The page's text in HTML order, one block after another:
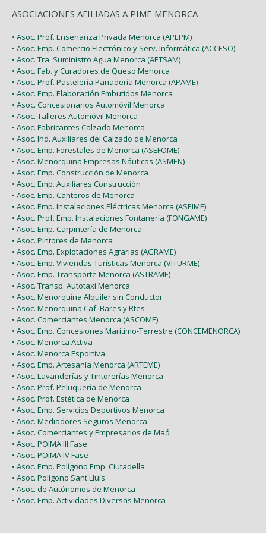
ASOCIACIONES AFILIADAS A PIME MENORCA
• Asoc. Prof. Enseñanza Privada Menorca (APEPM)
• Asoc. Emp. Comercio Electrónico y Serv. Informática (ACCESO)
• Asoc. Tra. Suministro Agua Menorca (AETSAM)
• Asoc. Fab. y Curadores de Queso Menorca
• Asoc. Prof. Pastelería Panadería Menorca (APAME)
• Asoc. Emp. Elaboración Embutidos Menorca
• Asoc. Concesionarios Automóvil Menorca
• Asoc. Talleres Automóvil Menorca
• Asoc. Fabricantes Calzado Menorca
• Asoc. Ind. Auxiliares del Calzado de Menorca
• Asoc. Emp. Forestales de Menorca (ASEFOME)
• Asoc. Menorquina Empresas Náuticas (ASMEN)
• Asoc. Emp. Construcción de Menorca
• Asoc. Emp. Auxiliares Construcción
• Asoc. Emp. Canteros de Menorca
• Asoc. Emp. Instalaciones Eléctricas Menorca (ASEIME)
• Asoc. Prof. Emp. Instalaciones Fontanería (FONGAME)
• Asoc. Emp. Carpintería de Menorca
• Asoc. Pintores de Menorca
• Asoc. Emp. Explotaciones Agrarias (AGRAME)
• Asoc. Emp. Viviendas Turísticas Menorca (VITURME)
• Asoc. Emp. Transporte Menorca (ASTRAME)
• Asoc. Transp. Autotaxi Menorca
• Asoc. Menorquina Alquiler sin Conductor
• Asoc. Menorquina Caf. Bares y Rtes
• Asoc. Comerciantes Menorca (ASCOME)
• Asoc. Emp. Concesiones Marítimo-Terrestre (CONCEMENORCA)
• Asoc. Menorca Activa
• Asoc. Menorca Esportiva
• Asoc. Emp. Artesanía Menorca (ARTEME)
• Asoc. Lavanderías y Tintorerías Menorca
• Asoc. Prof. Peluquería de Menorca
• Asoc. Prof. Estética de Menorca
• Asoc. Emp. Servicios Deportivos Menorca
• Asoc. Mediadores Seguros Menorca
• Asoc. Comerciantes y Empresarios de Maó
• Asoc. POIMA III Fase
• Asoc. POIMA IV Fase
• Asoc. Emp. Polígono Emp. Ciutadella
• Asoc. Polígono Sant Lluís
• Asoc. de Autónomos de Menorca
• Asoc. Emp. Actividades Diversas Menorca